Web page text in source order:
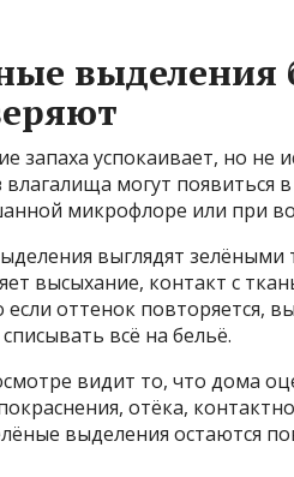
выделения
запаха успокаивает, но
влагалища могут появиться
микрофлоре или при
выглядят
высыхание, контакт с
если оттенок повторяется,
всё на бельё.
видит то, что дома
отёка,
выделения остаются